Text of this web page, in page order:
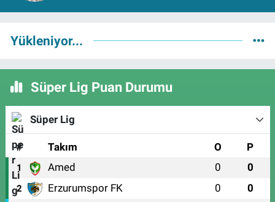
Yükleniyor...
Süper Lig Puan Durumu
Süper Lig
# Takım O P
1 Amed 0 0
2 Erzurumspor FK 0 0